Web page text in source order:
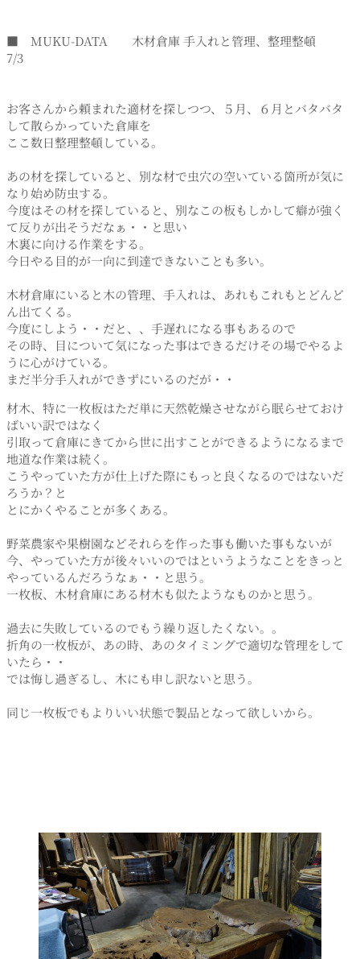
■ MUKU-DATA 木材倉庫 手入れと管理、整理整頓
7/3
お客さんから頼まれた適材を探しつつ、５月、６月とバタバタ
して散らかっていた倉庫を
ここ数日整理整頓している。
あの材を探していると、別な材で虫穴の空いている箇所が気に
なり始め防虫する。
今度はその材を探していると、別なこの板もしかして癖が強く
て反りが出そうだなぁ・・と思い
木裏に向ける作業をする。
今日やる目的が一向に到達できないことも多い。
木材倉庫にいると木の管理、手入れは、あれもこれもとどんど
ん出てくる。
今度にしよう・・だと、、手遅れになる事もあるので
その時、目について気になった事はできるだけその場でやるよ
うに心がけている。
まだ半分手入れができずにいるのだが・・
材木、特に一枚板はただ単に天然乾燥させながら眠らせておけ
ばいい訳ではなく
引取って倉庫にきてから世に出すことができるようになるまで
地道な作業は続く。
こうやっていた方が仕上げた際にもっと良くなるのではないだ
ろうか？と
とにかくやることが多くある。
野菜農家や果樹園などそれらを作った事も働いた事もないが
今、やっていた方が後々いいのではというようなことをきっと
やっているんだろうなぁ・・と思う。
一枚板、木材倉庫にある材木も似たようなものかと思う。
過去に失敗しているのでもう繰り返したくない。。
折角の一枚板が、あの時、あのタイミングで適切な管理をして
いたら・・
では悔し過ぎるし、木にも申し訳ないと思う。
同じ一枚板でもよりいい状態で製品となって欲しいから。